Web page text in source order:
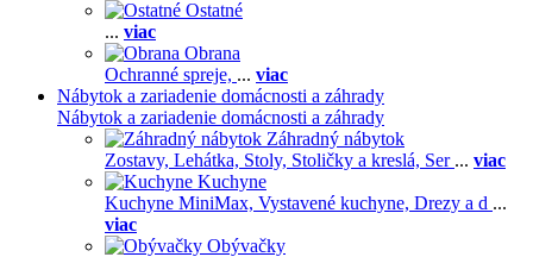
Ostatné
... viac
Obrana
Ochranné spreje, ... viac
Nábytok a zariadenie domácnosti a záhrady
Nábytok a zariadenie domácnosti a záhrady
Záhradný nábytok
Zostavy, Lehátka, Stoly, Stoličky a kreslá, Ser ... viac
Kuchyne
Kuchyne MiniMax, Vystavené kuchyne, Drezy a d ...
viac
Obývačky